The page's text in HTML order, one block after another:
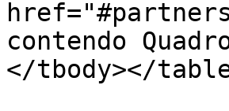
contendo
</tbody></